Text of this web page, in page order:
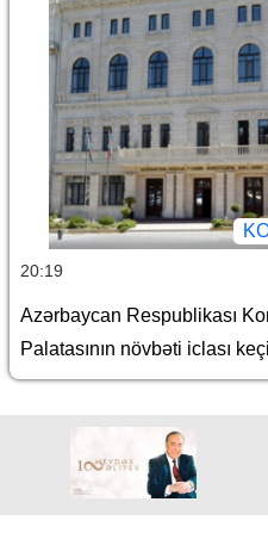
20:19
Azərbaycan Respublikası
Palatasının növbəti iclası